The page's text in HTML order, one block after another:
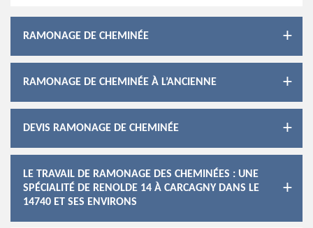
RAMONAGE DE CHEMINÉE
RAMONAGE DE CHEMINÉE À L’ANCIENNE
DEVIS RAMONAGE DE CHEMINÉE
LE TRAVAIL DE RAMONAGE DES CHEMINÉES : UNE
SPÉCIALITÉ DE RENOLDE 14 À CARCAGNY DANS LE
14740 ET SES ENVIRONS